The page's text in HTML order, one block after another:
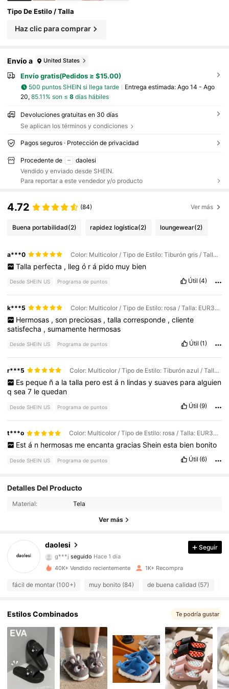
ano, playa, decoración de la habitación, esponjo
so, graduación, estante para zapatos, ahorrador
de almacenamiento, ceremonia de graduación, f
elicitaciones graduado, fiesta de graduación
Tipo De Estilo / Talla
Haz clic para comprar
Envío a United States
Envío gratis(Pedidos ≥ $15.00)
500 puntos SHEIN si llega tarde Entrega estimada: Ago 14 - Ago
20, 85.11% son ≤ 8días hábiles
Devoluciones gratuitas en 30 días
Se aplican los términos y condiciones
Pagos seguros · Protección de privacidad
Procedente de
daolesi
Vendido y enviado desde SHEIN.
Para reportar a este vendedor y/o producto
4.72 (84) Ver más
Buena portabilidad(2) rapidez logística(2) loungewear(2)
a***0 Color: Multicolor / Tipo de Estilo: Tiburón gris / Talla: EUR36-37
Talla perfecta , lleg ó r á pido muy bien
Desde SHEIN US Programa de puntos Útil (4)
k***5 Color: Multicolor / Tipo de Estilo: rosa / Talla: EUR36-37
Hermosas , son preciosas , talla corresponde , cliente
satisfecha ,sumamente hermosas
Desde SHEIN US Programa de puntos Útil (1)
r***5 Color: Multicolor / Tipo de Estilo: Tiburón azul / Talla: EUR40-41
Es peque ñ a la talla pero est á n lindas y suaves para alguien
qsea7 lequedan
Desde SHEIN US Programa de puntos Útil (9)
t***o Color: Multicolor / Tipo de Estilo: rosa / Talla: EUR36-37
Est á n hermosas me encanta gracias Shein esta bien bonito
Desde SHEIN US Programa de puntos Útil (6)
Detalles Del Producto
Material: Tela
Ver más
daolesi
4.73 3.2K Seguidores
4.73
3.2K Seguidores
4.73 3.2K Seguidores
4.73 3.2K Seguidores
4.73 3.2K Seguidores
4.73 3.2K Seguidores
Seguir
40K+ Vendido recientemente 1K+ Recompra
fácil de montar (100+) muy bonito (84) de buena calidad (57)
Estilos Combinados Te podría gustar